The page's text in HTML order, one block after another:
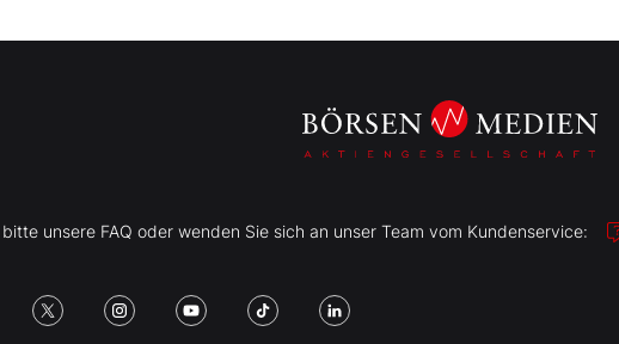
unsere FAQ oder wenden Sie sich an unser Team vom Kundenservice: